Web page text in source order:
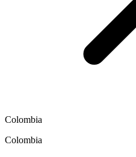
Colombia
Colombia